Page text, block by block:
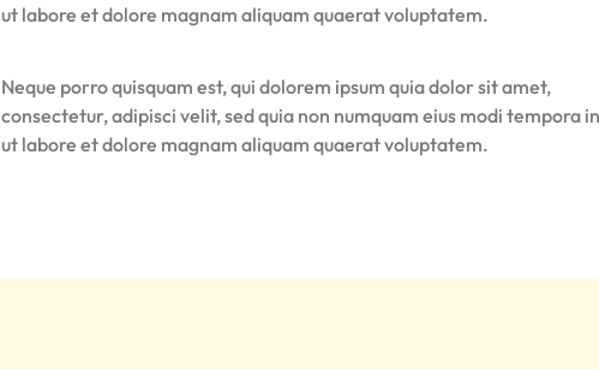
ut labore et dolore magnam aliquam quaerat voluptatem.
Neque porro quisquam est, qui dolorem ipsum quia dolor sit amet,
consectetur, adipisci velit, sed quia non numquam eius modi tempora
ut labore et dolore magnam aliquam quaerat voluptatem.